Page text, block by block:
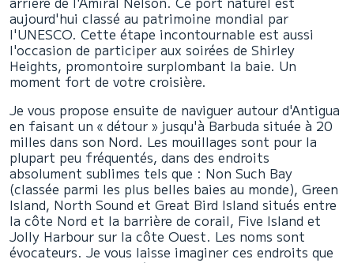
aujourd'hui classé au patrimoine mondial par
l'UNESCO. Cette étape incontournable est aussi
l'occasion de participer aux soirées de Shirley
Heights, promontoire surplombant la baie. Un
moment fort de votre croisière.
Je vous propose ensuite de naviguer autour d'Antigua
en faisant un « détour » jusqu'à Barbuda située à 20
milles dans son Nord. Les mouillages sont pour la
plupart peu fréquentés, dans des endroits
absolument sublimes tels que : Non Such Bay
(classée parmi les plus belles baies au monde), Green
Island, North Sound et Great Bird Island situés entre
la côte Nord et la barrière de corail, Five Island et
Jolly Harbour sur la côte Ouest. Les noms sont
évocateurs. Je vous laisse imaginer ces endroits que